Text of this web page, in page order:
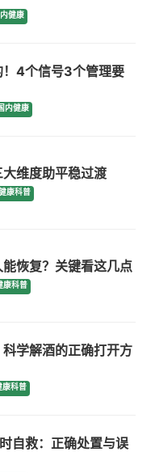
内健康
4个信号3个管理要
内健康
维度助平稳过渡
康科普
恢复？关键看这几点
康科普
学解酒的正确打开方
康科普
自救：正确处置与误